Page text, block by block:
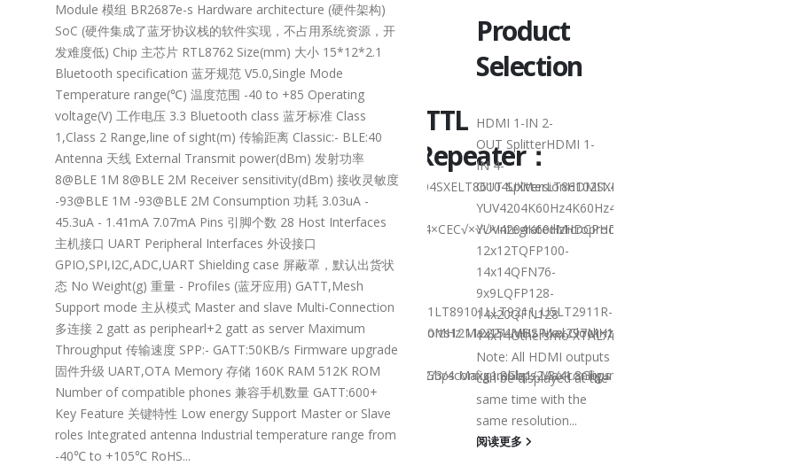
Module 模组 BR2687e-s Hardware architecture (硬件架构)
SoC (硬件集成了蓝牙协议栈的软件实现，不占用系统资源，开
发难度低) Chip 主芯片 RTL8762 Size(mm) 大小 15*12*2.1
Bluetooth specification 蓝牙规范 V5.0,Single Mode
Temperature range(℃) 温度范围 -40 to +85 Operating
voltage(V) 工作电压 3.3 Bluetooth class 蓝牙标准 Class
1,Class 2 Range,line of sight(m) 传输距离 Classic:- BLE:40
Antenna 天线 External Transmit power(dBm) 发射功率
8@BLE 1M 8@BLE 2M Receiver sensitivity(dBm) 接收灵敏度
-93@BLE 1M -93@BLE 2M Consumption 功耗 3.03uA -
45.3uA - 1.41mA 7.07mA Pins 引脚个数 28 Host Interfaces
主机接口 UART Peripheral Interfaces 外设接口
GPIO,SPI,I2C,ADC,UART Shielding case 屏蔽罩，默认出货状
态 No Weight(g) 重量 - Profiles (蓝牙应用) GATT,Mesh
Support mode 主从模式 Master and slave Multi-Connection
多连接 2 gatt as periphearl+2 gatt as server Maximum
Throughput 传输速度 SPP:- GATT:50KB/s Firmware upgrade
固件升级 UART,OTA Memory 存储 160K RAM 512K ROM
Number of compatible phones 兼容手机数量 GATT:600+
Key Feature 关键特性 Low energy Support Master or Slave
roles Integrated antenna Industrial temperature range from
-40℃ to +105℃ RoHS...
TTL
Repeater：
Clock×148.5MHz Max148.5MHz Max×200MHz Max154MHz Max297MHz
Max1.8Gbps Max×1.8Gbps Max1.8Gbps Max2.5Gbps Max×Lanes/Port1/2/3/4configurable1/2/3/4configurable1/2/3/
Product
Selection
HDMI 1-IN 2-
OUT SplitterHDMI 1-
IN 4-
OUT
YUV4204K60Hz4K60Hz4K@30Hz4K@60Hz-
YUV4204K60HzHDCPHDCP1.4×HDCP2.3/2.2/1.4HDCP1.4×CEC√×√√×IntegratedMicroprocessor××√××Audio
12x12TQFP100-
14x14QFN76-
9x9LQFP128-
14x20QFN128-
14x14Others/no XTAL//no XTAL
Note: All HDMI outputs
can be displayed at the
same time with the
same resolution...
阅读更多
27
6 月
Lontium
MIPI/LVDS/TTL
Converter/Repeater
选型表
MIPI/LVDS/TTL
Converter/Repeater：
Product
Selection
LT8918LT8918LLT89101LT89101LLT9211_U5LT2911R-
DLT9211CLT9211DRXPorts12112221LVDSPixel Clock×148.5MHz Max148.5MHz
PHY 1.11.5Gbps MaxD-
PHY 1.11.5Gbps Max1.8Gbps Max×1.8Gbps Max1.8Gbps Max2.5Gbps Max×Lanes/
7.5x7.5QFN64-
7.5x7.5QFN64-
7.5x7.5QFN64-
Product
Selection
HDMI 1-IN 2-
OUT SplitterHDMI 1-
IN 4-
OUT
YUV4204K60Hz4K60Hz4K@30Hz4K@60Hz-
YUV4204K60HzHDCPHDCP1.4×HDCP2.3/2.2/
12x12TQFP100-
14x14QFN76-
9x9LQFP128-
14x20QFN128-
14x14Others/no XTAL//no XTAL
Note: All HDMI outputs
can be displayed at the
same time with the
same resolution...
阅读更多